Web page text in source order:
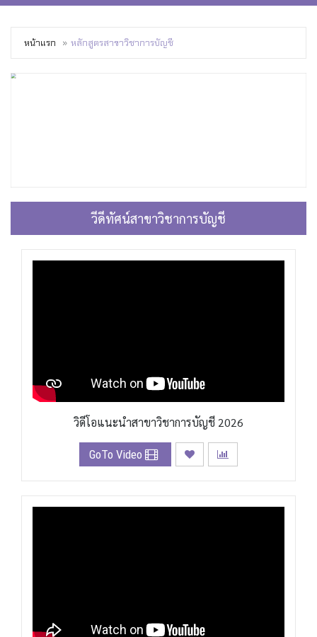
หน้าแรก หลักสูตรสาขาวิชาการบัญชี
วีดีทัศน์สาขาวิชาการบัญชี
วิดีโอแนะนำสาขาวิชาการบัญชี 2026
GoTo Video